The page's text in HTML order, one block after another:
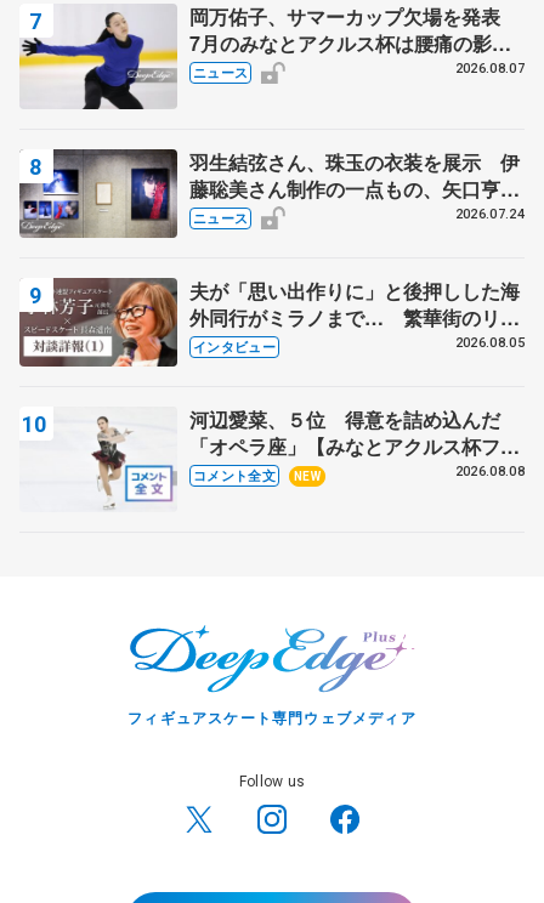
岡万佑子、サマーカップ欠場を発表
7月のみなとアクルス杯は腰痛の影響
で
ニュース 2026.08.07
羽生結弦さん、珠玉の衣装を展示 伊
藤聡美さん制作の一点もの、矢口亨さ
んが撮影
ニュース 2026.07.24
夫が「思い出作りに」と後押しした海
外同行がミラノまで… 繁華街のリン
クでは不良のお兄さんも味方に 小林
インタビュー 2026.08.05
河辺愛菜、５位 得意を詰め込んだ
「オペラ座」【みなとアクルス杯フリ
ー】
コメント全文 NEW 2026.08.08
フィギュアスケート専門ウェブメディア
Follow us